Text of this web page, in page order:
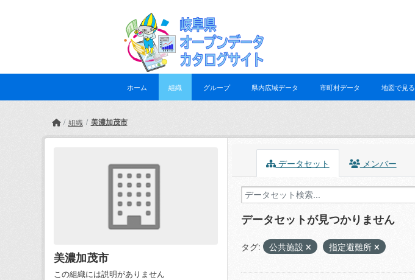
ホーム 組織 グループ 県内広域データ 市町村データ 地図で見る
組織 美濃加茂市
美濃加茂市
この組織には説明がありません
データセット メンバー
データセットが見つかりません
タグ: 公共施設 指定避難所